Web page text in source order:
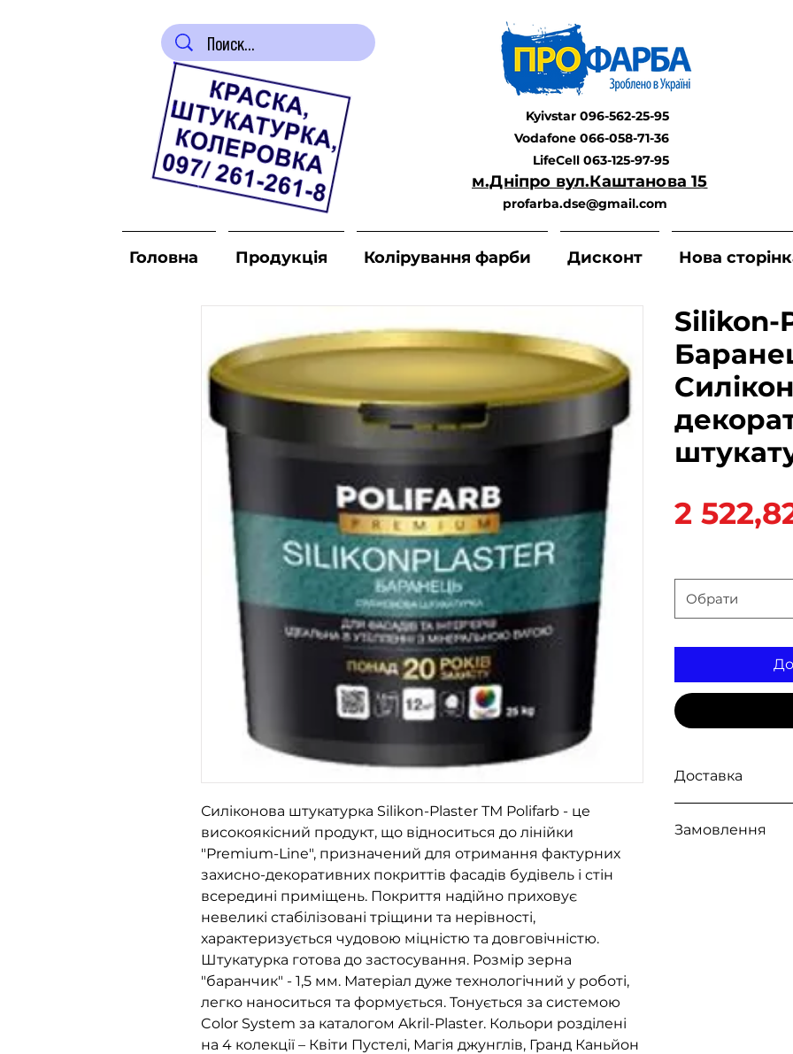
Kyivstar 096-562-25-95
Vodafone 066-058-71-36
LifeCell 063-125-97-95
м.Дніпро вул.Каштанова 15
profarba.dse@gmail.com
Головна Продукція Колірування фарби Дисконт Нова
Силіконова штукатурка Silikon-Plaster ТМ Polifarb - це
високоякісний продукт, що відноситься до лінійки
"Premium-Line", призначений для отримання фактурних
захисно-декоративних покриттів фасадів будівель і стін
всередині приміщень. Покриття надійно приховує
невеликі стабілізовані тріщини та нерівності,
характеризується чудовою міцністю та довговічністю.
Штукатурка готова до застосування. Розмір зерна
"баранчик" - 1,5 мм. Матеріал дуже технологічний у роботі,
легко наноситься та формується. Тонується за системою
Color System за каталогом Akril-Plaster. Кольори розділені
на 4 колекції – Квіти Пустелі, Магія джунглів, Гранд Каньйон
Silikon-
2
Обрати
Доставка
, а також доставка
Замовлення